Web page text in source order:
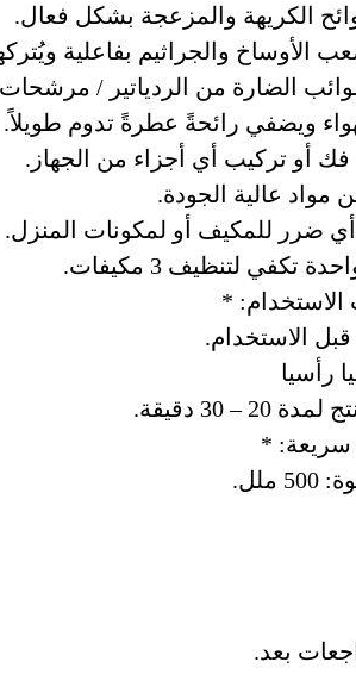
الكريهة والمزعجة بشكل فعال.
الأوساخ والجراثيم بفاعلية
الضارة من الردياتير / مرشحات
ويضفي رائحةً عطرةً تدوم طويلاً.
فك أو تركيب أي أجزاء من الجهاز.
مواد عالية الجودة.
ضرر للمكيف أو لمكونات المنزل.
تكفي لتنظيف 3 مكيفات.
الاستخدام: *
الاستخدام.
رأسيا
20 – 30 دقيقة.
سريعة: *
ملل.
بعد.